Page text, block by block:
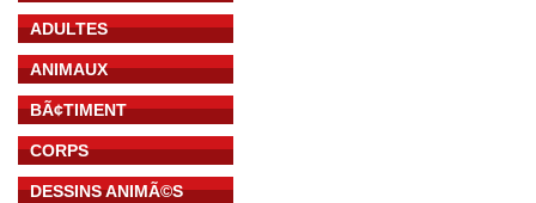
ADULTES
ANIMAUX
BÃ¢TIMENT
CORPS
DESSINS ANIMÃ©S